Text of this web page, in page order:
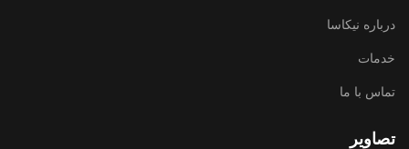
درباره نیکاسا
خدمات
تماس با ما
تصاویر